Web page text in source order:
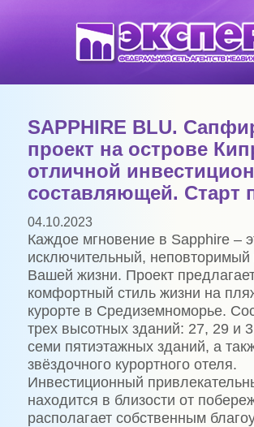
SAPPHIRE BLU.
проект на острове
отличной
составляющей. Старт
04.10.2023
Каждое мгновение в Sapphire –
исключительный,
Вашей жизни. Проект
комфортный стиль жизни на
курорте в Средиземноморье.
трех высотных зданий: 27, 29 и
семи пятиэтажных зданий, а
звёздочного курортного отеля.
Инвестиционный
находится в близости от
располагает собственным